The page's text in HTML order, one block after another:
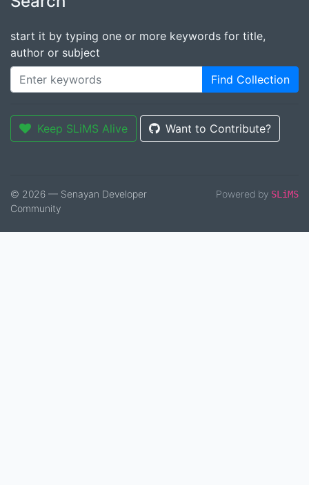
start it by typing one or more keywords for title,
author or subject
Find Collection
Keep SLiMS Alive Want to Contribute?
© 2026 — Senayan Developer
Community
Powered by SLiMS